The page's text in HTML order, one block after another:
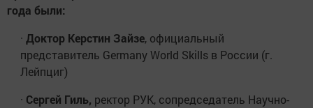
года были:
· Доктор Керстин Зайзе, официальный
представитель Germany World Skills в России (г.
Лейпциг)
· Сергей Гиль, ректор РУК, сопредседатель Научно-